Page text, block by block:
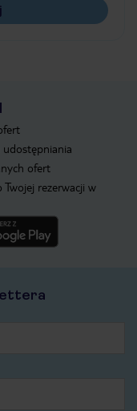
ofert
rezerwacji w